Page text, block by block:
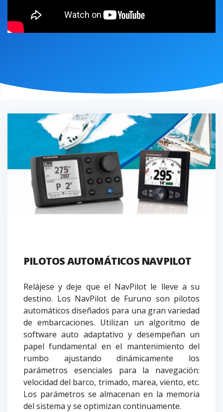
PILOTOS AUTOMÁTICOS NAVPILOT
Relájese y deje que el NavPilot le lleve a su
destino. Los NavPilot de Furuno son pilotos
automáticos diseñados para una gran variedad
de embarcaciones. Utilizan un algoritmo de
software auto adaptativo y desempeñan un
papel fundamental en el mantenimiento del
rumbo ajustando dinámicamente los
parámetros esenciales para la navegación:
velocidad del barco, trimado, marea, viento, etc.
Los parámetros se almacenan en la memoria
del sistema y se optimizan continuamente.